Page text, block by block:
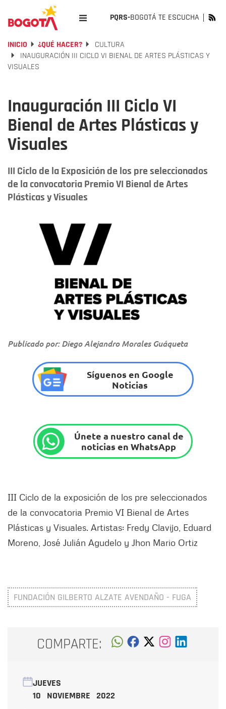
PQRS-BOGOTÁ TE ESCUCHA
INICIO ¿QUÉ HACER?
CULTURA
INAUGURACIÓN III CICLO VI BIENAL DE ARTES PLÁSTICAS Y
VISUALES
Inauguración III Ciclo VI
Bienal de Artes Plásticas y
Visuales
III Ciclo de la Exposición de los pre seleccionados
de la convocatoria Premio VI Bienal de Artes
Plásticas y Visuales
Publicado por: Diego Alejandro Morales Guáqueta
Síguenos en Google
Noticias
Únete a nuestro canal de
noticias en WhatsApp
III Ciclo de la exposición de los pre seleccionados
de la convocatoria Premio VI Bienal de Artes
Plásticas y Visuales. Artistas: Fredy Clavijo, Eduard
Moreno, José Julián Agudelo y Jhon Mario Ortiz
FUNDACIÓN GILBERTO ALZATE AVENDAÑO - FUGA
COMPARTE:
JUEVES
10 NOVIEMBRE 2022